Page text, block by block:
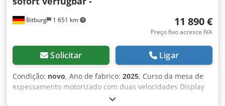
Bitburg 1 651 km 11 890 €
Preço fixo acresce IVA
Solicitar Ligar
Condição: novo, Ano de fabrico: 2025, Curso da mesa de
espessamento motorizado com duas velocidades Display
numérico para altura de trabalho Tabela de espessuras de